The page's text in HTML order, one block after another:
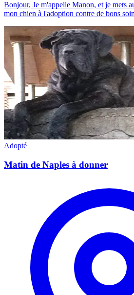
Bonjour, Je m'appelle Manon, et je mets
mon chien à l'adoption contre de bons
Adopté
Matin de Naples à donner